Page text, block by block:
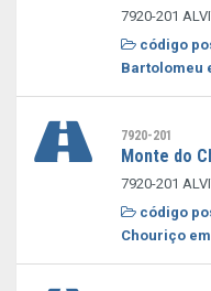
7920-201
código
Bartolomeu
7920-201
Monte do
7920-201
código
Chouriço